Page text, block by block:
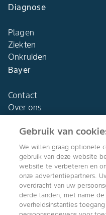
Diagnose
Plagen
Ziekten
Onkruiden
Bayer
Contact
Over ons
Agro Bayer
Nederland
Gebruik van
We willen graag optionele
gebruik van deze website
website te verbeteren en
onze advertentiepartners.
overdracht van uw
derde landen, met name
overheidsinstanties